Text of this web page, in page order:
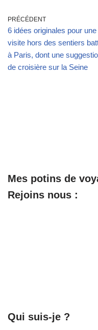
PRÉCÉDENT
6 idées originales pour une
visite hors des sentiers
à Paris, dont une
de croisière sur la Seine
Mes potins de
Rejoins nous :
Qui suis-je ?